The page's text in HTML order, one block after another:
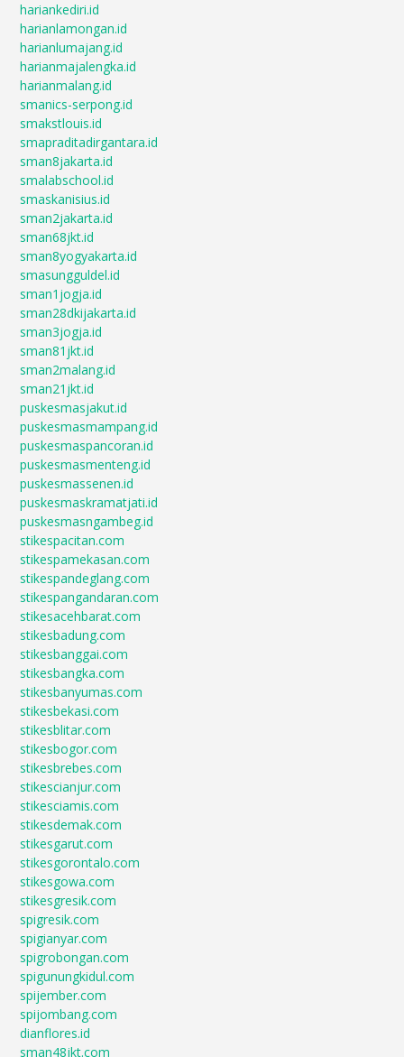
hariankediri.id
harianlamongan.id
harianlumajang.id
harianmajalengka.id
harianmalang.id
smanics-serpong.id
smakstlouis.id
smapraditadirgantara.id
sman8jakarta.id
smalabschool.id
smaskanisius.id
sman2jakarta.id
sman68jkt.id
sman8yogyakarta.id
smasungguldel.id
sman1jogja.id
sman28dkijakarta.id
sman3jogja.id
sman81jkt.id
sman2malang.id
sman21jkt.id
puskesmasjakut.id
puskesmasmampang.id
puskesmaspancoran.id
puskesmasmenteng.id
puskesmassenen.id
puskesmaskramatjati.id
puskesmasngambeg.id
stikespacitan.com
stikespamekasan.com
stikespandeglang.com
stikespangandaran.com
stikesacehbarat.com
stikesbadung.com
stikesbanggai.com
stikesbangka.com
stikesbanyumas.com
stikesbekasi.com
stikesblitar.com
stikesbogor.com
stikesbrebes.com
stikescianjur.com
stikesciamis.com
stikesdemak.com
stikesgarut.com
stikesgorontalo.com
stikesgowa.com
stikesgresik.com
spigresik.com
spigianyar.com
spigrobongan.com
spigunungkidul.com
spijember.com
spijombang.com
dianflores.id
sman48jkt.com